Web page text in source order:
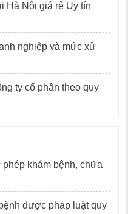
Hà Nội giá rẻ Uy tín
nghiệp và mức xử
ty cổ phần theo quy
khám bệnh, chữa
được pháp luật quy